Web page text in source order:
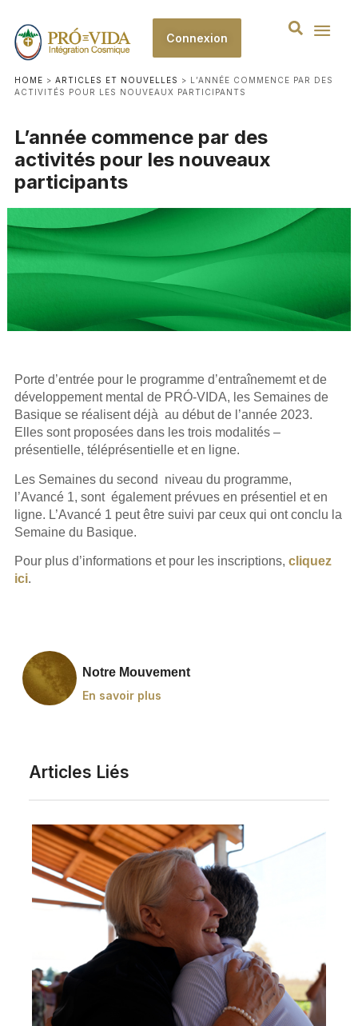
Connexion
HOME > ARTICLES ET NOUVELLES > L’ANNÉE COMMENCE PAR DES
ACTIVITÉS POUR LES NOUVEAUX PARTICIPANTS
L’année commence par des
activités pour les nouveaux
participants
Porte d’entrée pour le programme d’entraînememt et de
développement mental de PRÓ-VIDA, les Semaines de
Basique se réalisent déjà au début de l’année 2023.
Elles sont proposées dans les trois modalités –
présentielle, téléprésentielle et en ligne.
Les Semaines du second niveau du programme,
l’Avancé 1, sont également prévues en présentiel et en
ligne. L’Avancé 1 peut être suivi par ceux qui ont conclu la
Semaine du Basique.
Pour plus d’informations et pour les inscriptions, cliquez
ici.
Notre Mouvement
En savoir plus
Articles Liés